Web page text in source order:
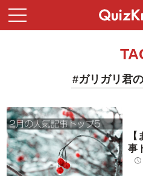
#ガリガリ君
事